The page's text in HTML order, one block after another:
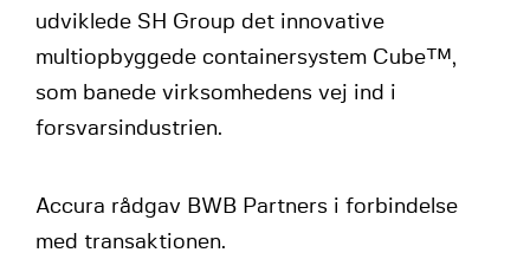
udviklede SH Group det innovative
multiopbyggede containersystem Cube™,
som banede virksomhedens vej ind i
forsvarsindustrien.
Accura rådgav BWB Partners i forbindelse
med transaktionen.